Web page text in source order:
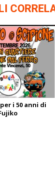
i 50 anni di